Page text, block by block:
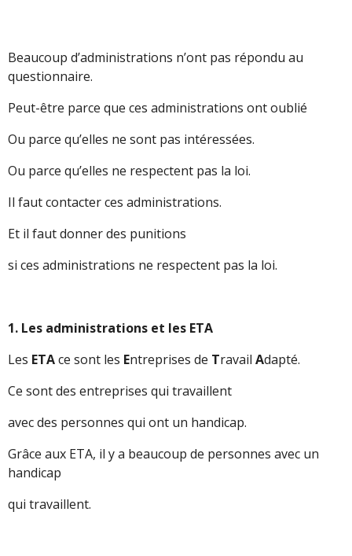
Beaucoup d’administrations n’ont pas répondu au
questionnaire.
Peut-être parce que ces administrations ont oublié
Ou parce qu’elles ne sont pas intéressées.
Ou parce qu’elles ne respectent pas la loi.
Il faut contacter ces administrations.
Et il faut donner des punitions
si ces administrations ne respectent pas la loi.
1. Les administrations et les ETA
Les ETAce sont les Entreprises de Travail Adapté.
Ce sont des entreprises qui travaillent
avec des personnes qui ont un handicap.
Grâce aux ETA, il y a beaucoup de personnes avec un
handicap
qui travaillent.